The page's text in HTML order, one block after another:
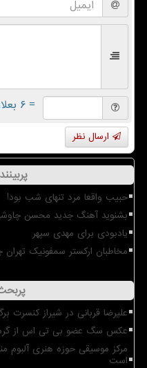
= ۶ بعلاوه ۱
ارسال نظر
حبیب واقعا مرد تنهای شب بود!
بشنوید آهنگ جدید محسن
یادبودی برای مهدی سپهر
مخاطبان ارکستر سمفونیک تهران
علیرضا قربانی در شیراز کنسرت
عکس سگ عضو بی تی اس از
مرکز موسیقی حوزه هنری آلبوم
است